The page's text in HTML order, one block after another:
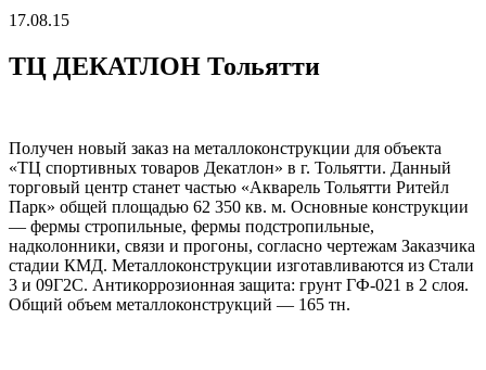
17.08.15
ТЦ ДЕКАТЛОН Тольятти
Получен новый заказ на металлоконструкции для объекта
«ТЦ спортивных товаров Декатлон» в г. Тольятти. Данный
торговый центр станет частью «Акварель Тольятти Ритейл
Парк» общей площадью 62 350 кв. м. Основные конструкции
— фермы стропильные, фермы подстропильные,
надколонники, связи и прогоны, согласно чертежам Заказчика
стадии КМД. Металлоконструкции изготавливаются из Стали
3 и 09Г2С. Антикоррозионная защита: грунт ГФ-021 в 2 слоя.
Общий объем металлоконструкций — 165 тн.